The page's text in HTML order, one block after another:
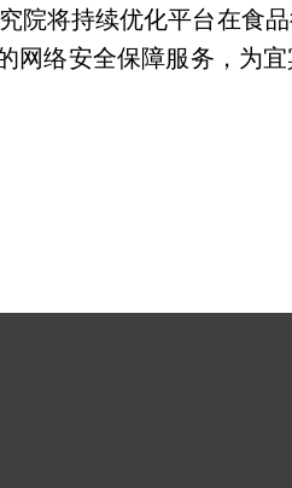
将持续优化平台在食
网络安全保障服务，为